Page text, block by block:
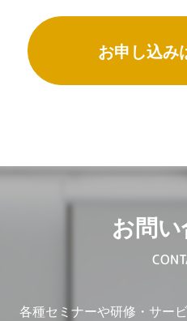
お申し込み
お問
各種セミナーや研修・サー